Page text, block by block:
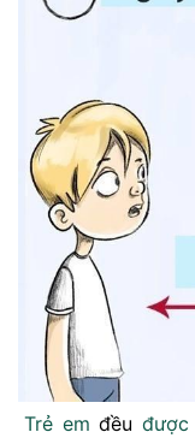
Trẻ em đềuđược